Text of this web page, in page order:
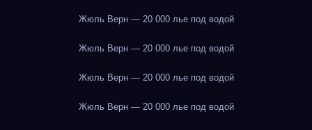
Жюль Верн — 20 000 лье под водой
Жюль Верн — 20 000 лье под водой
Жюль Верн — 20 000 лье под водой
Жюль Верн — 20 000 лье под водой